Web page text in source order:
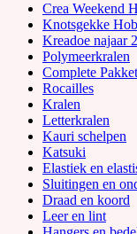
Crea Weekend
Knotsgekke
Kreadoe najaar
Polymeerkralen
Complete
Rocailles
Kralen
Letterkralen
Kauri schelpen
Katsuki
Elastiek en
Sluitingen en
Draad en koord
Leer en lint